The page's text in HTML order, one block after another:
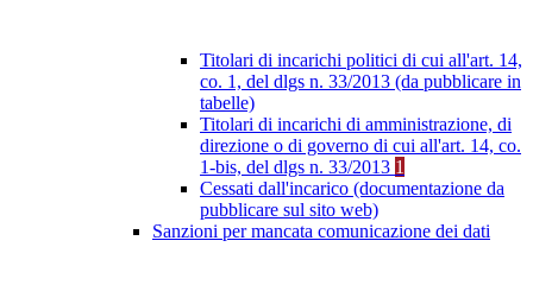
Titolari di incarichi politici di cui all'art. 14,
co. 1, del dlgs n. 33/2013 (da pubblicare in
tabelle)
Titolari di incarichi di amministrazione, di
direzione o di governo di cui all'art. 14, co.
1-bis, del dlgs n. 33/2013 1
Cessati dall'incarico (documentazione da
pubblicare sul sito web)
Sanzioni per mancata comunicazione dei dati